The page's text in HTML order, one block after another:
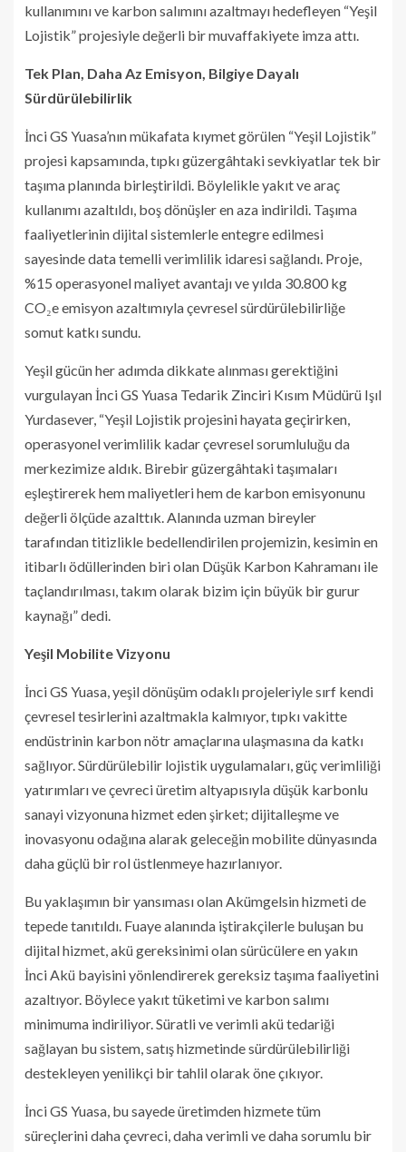
kullanımını ve karbon salımını azaltmayı hedefleyen “Yeşil
Lojistik” projesiyle değerli bir muvaffakiyete imza attı.
Tek Plan, Daha Az Emisyon, Bilgiye Dayalı
Sürdürülebilirlik
İnci GS Yuasa’nın mükafata kıymet görülen “Yeşil Lojistik”
projesi kapsamında, tıpkı güzergâhtaki sevkiyatlar tek bir
taşıma planında birleştirildi. Böylelikle yakıt ve araç
kullanımı azaltıldı, boş dönüşler en aza indirildi. Taşıma
faaliyetlerinin dijital sistemlerle entegre edilmesi
sayesinde data temelli verimlilik idaresi sağlandı. Proje,
%15 operasyonel maliyet avantajı ve yılda 30.800 kg
CO₂e emisyon azaltımıyla çevresel sürdürülebilirliğe
somut katkı sundu.
Yeşil gücün her adımda dikkate alınması gerektiğini
vurgulayan İnci GS Yuasa Tedarik Zinciri Kısım Müdürü Işıl
Yurdasever, “Yeşil Lojistik projesini hayata geçirirken,
operasyonel verimlilik kadar çevresel sorumluluğu da
merkezimize aldık. Birebir güzergâhtaki taşımaları
eşleştirerek hem maliyetleri hem de karbon emisyonunu
değerli ölçüde azalttık. Alanında uzman bireyler
tarafından titizlikle bedellendirilen projemizin, kesimin en
itibarlı ödüllerinden biri olan Düşük Karbon Kahramanı ile
taçlandırılması, takım olarak bizim için büyük bir gurur
kaynağı” dedi.
Yeşil Mobilite Vizyonu
İnci GS Yuasa, yeşil dönüşüm odaklı projeleriyle sırf kendi
çevresel tesirlerini azaltmakla kalmıyor, tıpkı vakitte
endüstrinin karbon nötr amaçlarına ulaşmasına da katkı
sağlıyor. Sürdürülebilir lojistik uygulamaları, güç verimliliği
yatırımları ve çevreci üretim altyapısıyla düşük karbonlu
sanayi vizyonuna hizmet eden şirket; dijitalleşme ve
inovasyonu odağına alarak geleceğin mobilite dünyasında
daha güçlü bir rol üstlenmeye hazırlanıyor.
Bu yaklaşımın bir yansıması olan Akümgelsin hizmeti de
tepede tanıtıldı. Fuaye alanında iştirakçilerle buluşan bu
dijital hizmet, akü gereksinimi olan sürücülere en yakın
İnci Akü bayisini yönlendirerek gereksiz taşıma faaliyetini
azaltıyor. Böylece yakıt tüketimi ve karbon salımı
minimuma indiriliyor. Süratli ve verimli akü tedariği
sağlayan bu sistem, satış hizmetinde sürdürülebilirliği
destekleyen yenilikçi bir tahlil olarak öne çıkıyor.
İnci GS Yuasa, bu sayede üretimden hizmete tüm
süreçlerini daha çevreci, daha verimli ve daha sorumlu bir